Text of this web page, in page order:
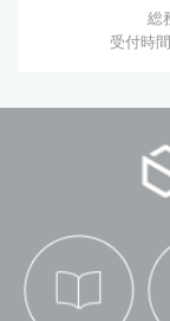
総
受付時